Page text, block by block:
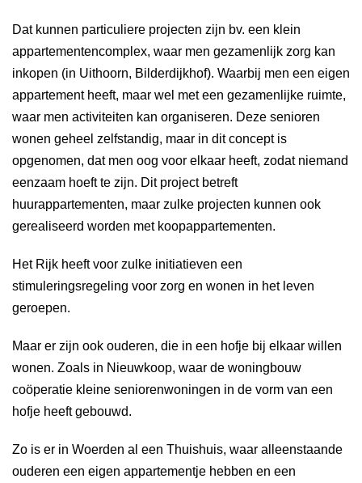
Dat kunnen particuliere projecten zijn bv. een klein
appartementencomplex, waar men gezamenlijk zorg kan
inkopen (in Uithoorn, Bilderdijkhof). Waarbij men een eigen
appartement heeft, maar wel met een gezamenlijke ruimte,
waar men activiteiten kan organiseren. Deze senioren
wonen geheel zelfstandig, maar in dit concept is
opgenomen, dat men oog voor elkaar heeft, zodat niemand
eenzaam hoeft te zijn. Dit project betreft
huurappartementen, maar zulke projecten kunnen ook
gerealiseerd worden met koopappartementen.
Het Rijk heeft voor zulke initiatieven een
stimuleringsregeling voor zorg en wonen in het leven
geroepen.
Maar er zijn ook ouderen, die in een hofje bij elkaar willen
wonen. Zoals in Nieuwkoop, waar de woningbouw
coöperatie kleine seniorenwoningen in de vorm van een
hofje heeft gebouwd.
Zo is er in Woerden al een Thuishuis, waar alleenstaande
ouderen een eigen appartementje hebben en een